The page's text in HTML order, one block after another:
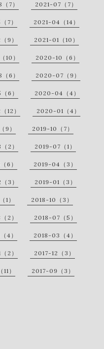
7） 2021-07（7）
7） 2021-04（14）
9） 2021-01（10）
10） 2020-10（6）
6） 2020-07（9）
6） 2020-04（4）
12） 2020-01（4）
9） 2019-10（7）
2） 2019-07（1）
6） 2019-04（3）
3） 2019-01（3）
1） 2018-10（3）
2） 2018-07（5）
4） 2018-03（4）
2） 2017-12（3）
） 2017-09（3）